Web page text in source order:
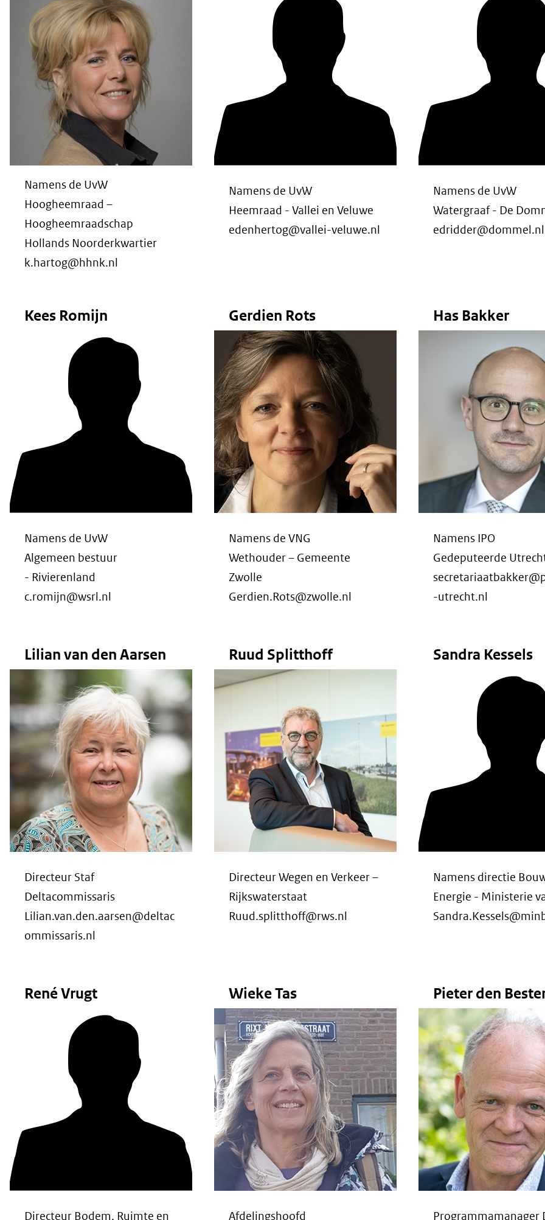
Namens de UvW
Hoogheemraad –
Hoogheemraadschap
Hollands Noorderkwartier
k.hartog@hhnk.nl
Namens de UvW
Heemraad - Vallei en Veluwe
edenhertog@vallei-veluwe.nl
Namens de UvW
Watergraaf - De
edridder@dommel.nl
Kees Romijn
Namens de UvW
Algemeen bestuur
- Rivierenland
c.romijn@wsrl.nl
Gerdien Rots
Namens de VNG
Wethouder – Gemeente
Zwolle
Gerdien.Rots@zwolle.nl
Has Bakker
Namens IPO
Gedeputeerde
-utrecht.nl
Lilian van den Aarsen
Directeur Staf
Deltacommissaris
Lilian.van.den.aarsen@deltac
ommissaris.nl
Ruud Splitthoff
Directeur Wegen en Verkeer –
Rijkswaterstaat
Ruud.splitthoff@rws.nl
Sandra Kessels
Namens directie
Energie - Ministerie
René Vrugt
Directeur Bodem, Ruimte en
Wieke Tas
Afdelingshoofd
Pieter den
Programmamanager